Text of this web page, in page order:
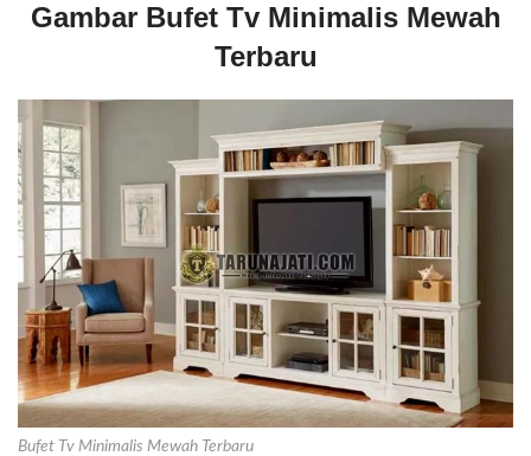
Gambar Bufet Tv Minimalis Mewah
Terbaru
Bufet Tv Minimalis Mewah Terbaru